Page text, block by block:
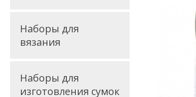
Наборы для
вязания
Наборы для
изготовления сумок